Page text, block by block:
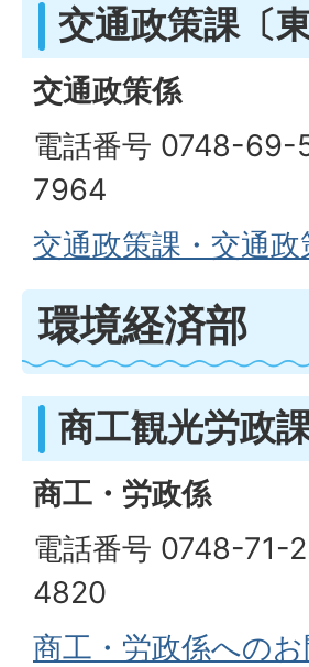
交通政策課〔東
交通政策係
電話番号 0748-
7964
交通政策課・交通
環境経済部
商工観光労政
商工・労政係
電話番号 0748-71-
4820
商工・労政係への